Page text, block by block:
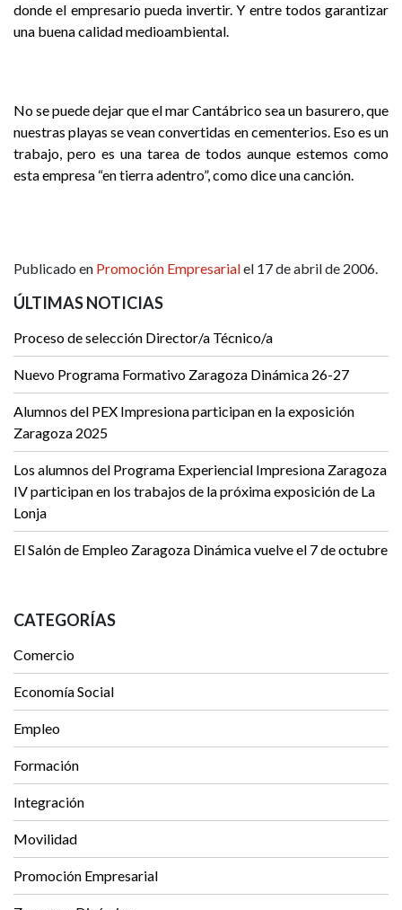
donde el empresario pueda invertir. Y entre todos garantizar
una buena calidad medioambiental.
No se puede dejar que el mar Cantábrico sea un basurero, que
nuestras playas se vean convertidas en cementerios. Eso es un
trabajo, pero es una tarea de todos aunque estemos como
esta empresa “en tierra adentro”, como dice una canción.
Publicado en Promoción Empresarialel 17 de abril de 2006.
ÚLTIMAS NOTICIAS
Proceso de selección Director/a Técnico/a
Nuevo Programa Formativo Zaragoza Dinámica 26-27
Alumnos del PEX Impresiona participan en la exposición
Zaragoza 2025
Los alumnos del Programa Experiencial Impresiona Zaragoza
IV participan en los trabajos de la próxima exposición de La
Lonja
El Salón de Empleo Zaragoza Dinámica vuelve el 7 de octubre
CATEGORÍAS
Comercio
Economía Social
Empleo
Formación
Integración
Movilidad
Promoción Empresarial